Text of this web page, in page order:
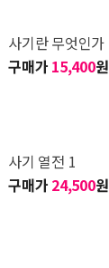
사기란 무엇인가
구매가 15,400원
사기 열전 1
구매가 24,500원